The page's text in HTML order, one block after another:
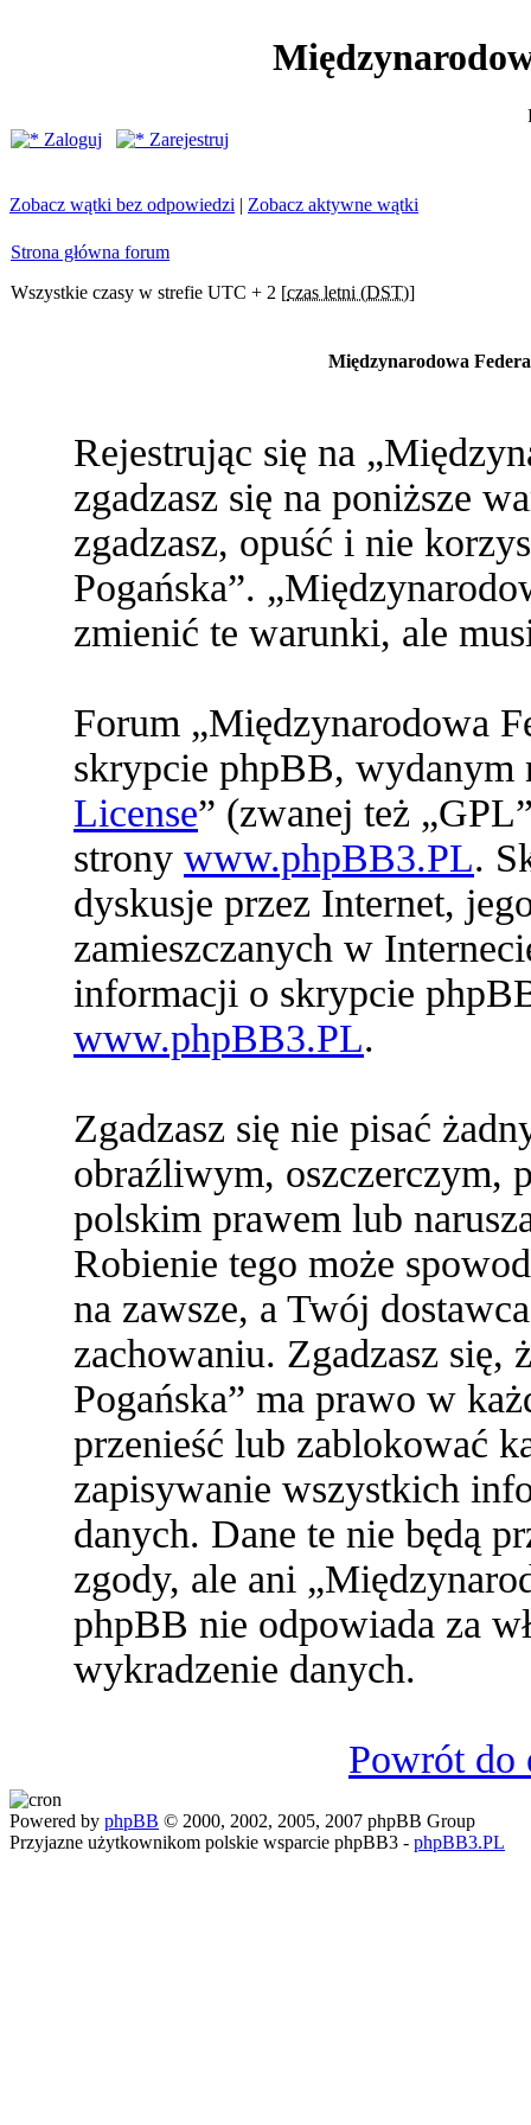
Zaloguj
Zarejestruj
Zobacz wątki bez odpowiedzi | Zobacz aktywne wątki
Strona główna forum
Wszystkie czasy w strefie UTC + 2 [czas letni (DST)]
Międzynarodowa
Rejestrując się na
zgadzasz się na poniższe
zgadzasz, opuść i nie
Pogańska”.
zmienić te warunki, ale
Forum „Międzynarodowa
skrypcie phpBB, wydanym
License” (zwanej też
strony www.phpBB3.PL.
dyskusje przez Internet,
zamieszczanych w
informacji o skrypcie
www.phpBB3.PL.
Zgadzasz się nie pisać
obraźliwym, oszczerczym,
polskim prawem lub
Robienie tego może
na zawsze, a Twój
zachowaniu. Zgadzasz się,
Pogańska” ma prawo w
przenieść lub zablokować
zapisywanie wszystkich
danych. Dane te nie będą
zgody, ale ani
phpBB nie odpowiada za
wykradzenie danych.
Powrót do
Powered by phpBB © 2000, 2002, 2005, 2007 phpBB Group
Przyjazne użytkownikom polskie wsparcie phpBB3 - phpBB3.PL